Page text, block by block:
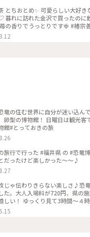
とちおとめ✨ 可愛らしい大好き
暮れに訪れた金沢で買ったのに
の香りでうっとりです🍓 #椿宗
みやげ#パケ買い
竜の住む世界に自分が迷い込ん
卵型の博物館！ 日曜日は観光客
館#とっておきの旅
行で行った #福井県 の #恐竜博物館 #お盆休
だったけど楽しかった〜〜♪
じゃ伝わりきらない楽しさ♪恐
た。大人入場料が720円、県の
しい！ ゆっくり見て3時間〜４
チケットはローソン、ファミマ
くとスムーズに入れます🚶 私た